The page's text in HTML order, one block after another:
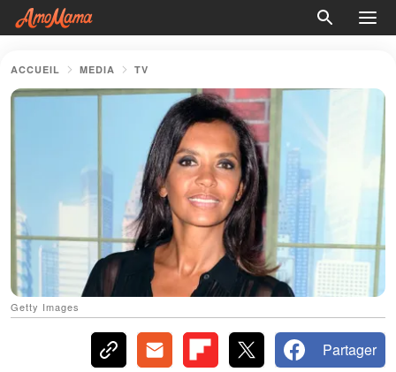
ACCUEIL MEDIA TV
Getty Images
Partager